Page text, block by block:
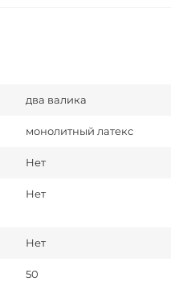
два валика
монолитный латекс
Нет
Нет
Нет
50